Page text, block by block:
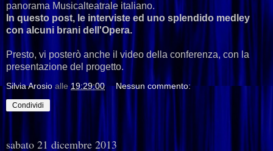
panorama Musicalteatrale italiano.
In questo post, le interviste ed uno splendido medley
con alcuni brani dell'Opera.
Presto, vi posterò anche il video della conferenza, con la
presentazione del progetto.
Silvia Arosio alle19:29:00 Nessun commento:
Condividi
sabato 21 dicembre 2013